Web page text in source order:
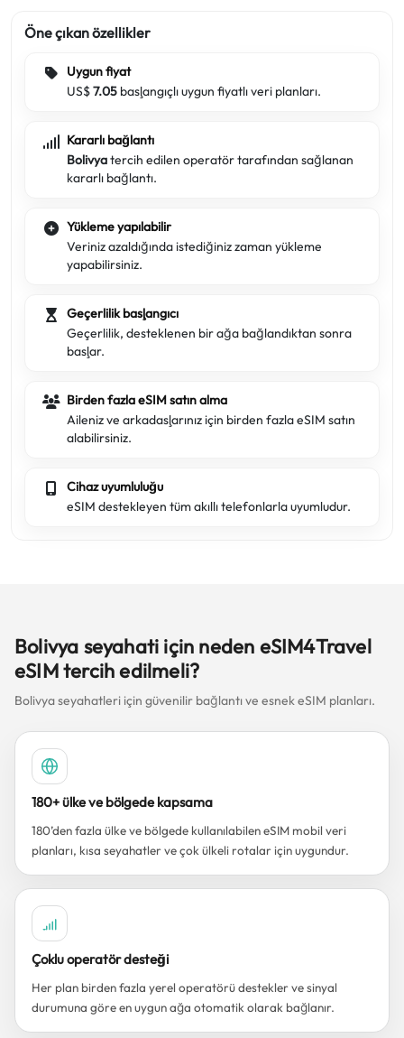
Öne çıkan özellikler
Uygun fiyat
US$7.05 başlangıçlı uygun fiyatlı veri planları.
Kararlı bağlantı
Bolivyatercih edilen operatör tarafından sağlanan
kararlı bağlantı.
Yükleme yapılabilir
Veriniz azaldığında istediğiniz zaman yükleme
yapabilirsiniz.
Geçerlilik başlangıcı
Geçerlilik, desteklenen bir ağa bağlandıktan sonra
başlar.
Birden fazla eSIM satın alma
Aileniz ve arkadaşlarınız için birden fazla eSIM satın
alabilirsiniz.
Cihaz uyumluluğu
eSIM destekleyen tüm akıllı telefonlarla uyumludur.
Bolivya seyahati için neden eSIM4Travel
eSIM tercih edilmeli?
Bolivya seyahatleri için güvenilir bağlantı ve esnek eSIM planları.
180+ ülke ve bölgede kapsama
180’den fazla ülke ve bölgede kullanılabilen eSIM mobil veri
planları, kısa seyahatler ve çok ülkeli rotalar için uygundur.
Çoklu operatör desteği
Her plan birden fazla yerel operatörü destekler ve sinyal
durumuna göre en uygun ağa otomatik olarak bağlanır.